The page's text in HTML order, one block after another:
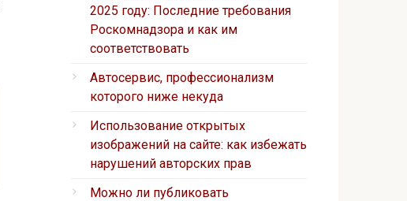
2025 году: Последние требования
Роскомнадзора и как им
соответствовать
Автосервис, профессионализм
которого ниже некуда
Использование открытых
изображений на сайте: как избежать
нарушений авторских прав
Можно ли публиковать